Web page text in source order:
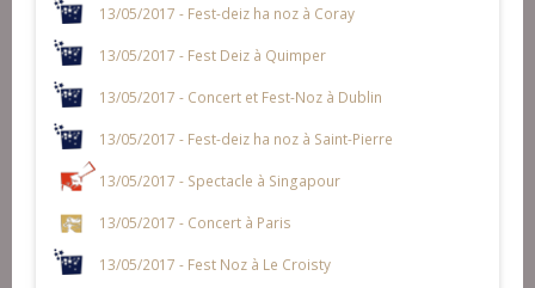
13/05/2017 - Fest-deiz ha noz à Coray
13/05/2017 - Fest Deiz à Quimper
13/05/2017 - Concert et Fest-Noz à Dublin
13/05/2017 - Fest-deiz ha noz à Saint-Pierre
13/05/2017 - Spectacle à Singapour
13/05/2017 - Concert à Paris
13/05/2017 - Fest Noz à Le Croisty